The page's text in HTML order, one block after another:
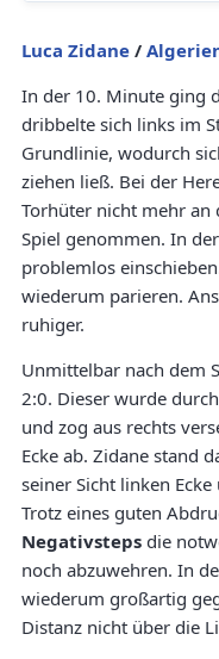
Luca Zidane /
In der 10. Minute ging
dribbelte sich links im
Grundlinie, wodurch
ziehen ließ. Bei der
Torhüter nicht mehr an
Spiel genommen. In
problemlos
wiederum parieren.
ruhiger.
Unmittelbar nach dem
2:0. Dieser wurde
und zog aus rechts
Ecke ab. Zidane stand
seiner Sicht linken
Trotz eines guten
Negativsteps die
noch abzuwehren. In
wiederum großartig
Distanz nicht über die